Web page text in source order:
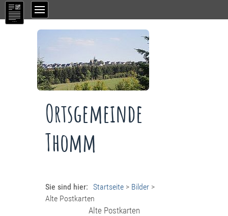
Ortsgemeinde
Thomm
Sie sind hier: Startseite > Bilder >
Alte Postkarten
Alte Postkarten